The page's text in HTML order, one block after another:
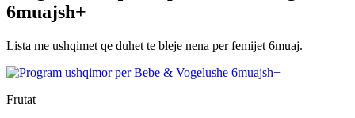
6muajsh+
Lista me ushqimet qe duhet te bleje nena per femijet 6muaj.
Frutat